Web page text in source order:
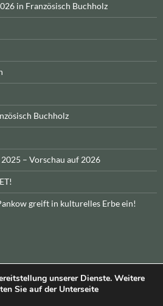
in Französisch Buchholz
Buchholz
– Vorschau auf 2026
greift in kulturelles Erbe ein!
unserer Dienste. Weitere
Sie auf der Unterseite